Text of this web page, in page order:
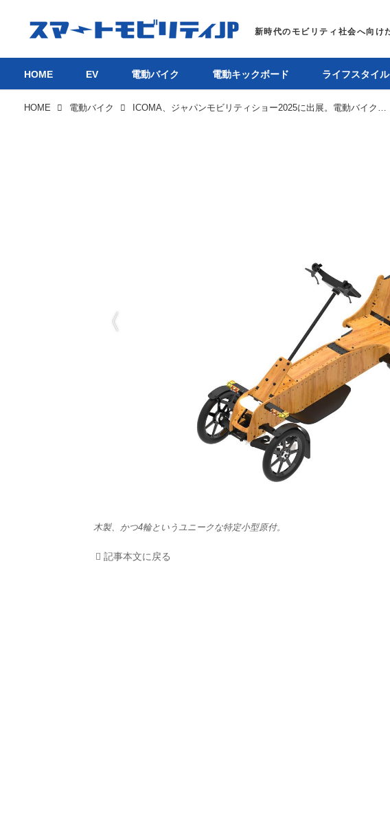
HOME
EV
電動バイク
電動キックボード
ライフスタイル
HOME EV 電動バイク 電動キックボード ライフスタイル
HOME 電動バイク ICOMA、ジャパンモビリティショー2025に出展。電動バイクや特定小型原付、原付ミニカーなどを展示
木製、かつ4輪というユニークな特定小型原付。
記事本文に戻る